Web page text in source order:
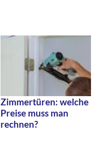
Zimmertüren: welche
Preise muss man
rechnen?